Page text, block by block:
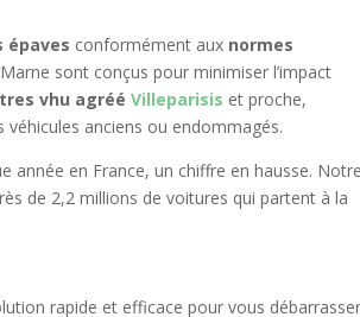
épaves conformément aux normes
sont conçus pour minimiser l’impact
vhu agrééVilleparisis et proche,
anciens ou endommagés.
année en France, un chiffre en hausse.
de 2,2 millions de voitures qui partent à la
rapide et efficace pour vous